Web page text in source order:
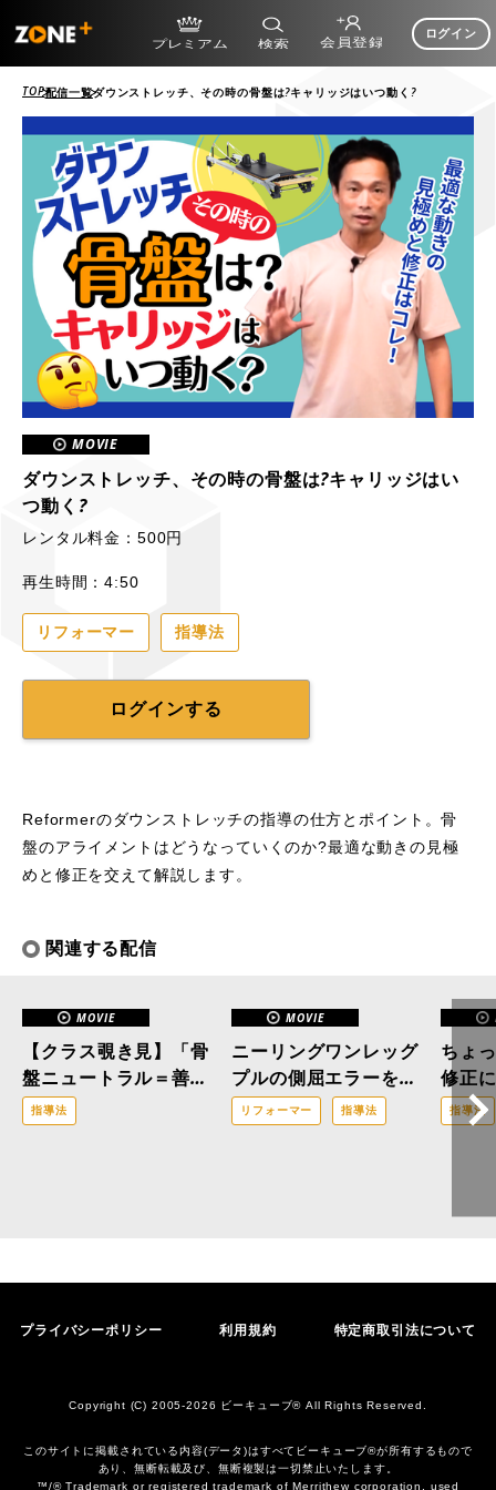
ログイン
TOP配信一覧ダウンストレッチ、その時の骨盤は?キャリッジはいつ動く?
MOVIE
ダウンストレッチ、その時の骨盤は?キャリッジはい
つ動く?
レンタル料金：500円
再生時間：4:50
リフォーマー 指導法
ログインする
Reformerのダウンストレッチの指導の仕方とポイント。骨
盤のアライメントはどうなっていくのか?最適な動きの見極
めと修正を交えて解説します。
関連する配信
MOVIE
【クラス覗き見】「骨
盤ニュートラル＝善」
はもう古い？医療ピラ
ティスの現場から。
指導法
MOVIE
ニーリングワンレッグ
プルの側屈エラーを解
消！「三位一体の修
正」で改善へと導くア
リフォーマー 指導法
ちょ
修正
指導法
プライバシーポリシー 利用規約 特定商取引法について
Copyright (C) 2005-2026 ビーキューブ® All Rights Reserved.
このサイトに掲載されている内容(データ)はすべてビーキューブ®︎が所有するもので
あり、無断転載及び、無断複製は一切禁止いたします。
™/® Trademark or registered trademark of Merrithew corporation, used